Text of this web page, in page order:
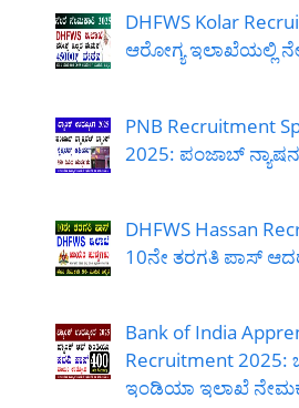
DHFWS Kolar
ಆರೋಗ್ಯ ಇಲಾಖೆಯಲ್ಲಿ
PNB Recruitment
2025: ಪಂಜಾಬ್
DHFWS Hassan
10ನೇ ತರಗತಿ ಪಾಸ್
Bank of India
Recruitment 2025:
ಇಂಡಿಯಾ ಇಲಾಖೆ